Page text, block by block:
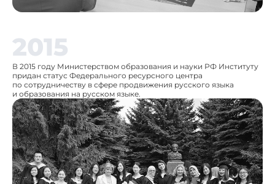
2015
В 2015 году Министерством образования и науки РФ Институту
придан статус Федерального ресурсного центра
по сотрудничеству в сфере продвижения русского языка
и образования на русском языке.